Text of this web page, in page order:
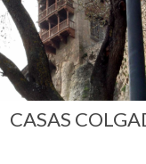
CASAS